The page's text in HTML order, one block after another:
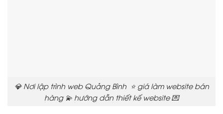
💎 Nơi lập trình web Quảng Bình ⭐ giá làm website bán
hàng 💫 hướng dẫn thiết kế website 💌